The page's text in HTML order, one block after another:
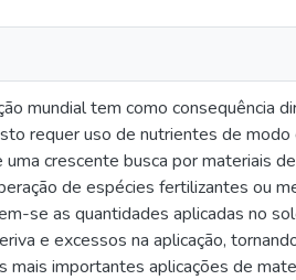
mundial tem como consequência
requer uso de nutrientes de
crescente busca por materiais
de espécies fertilizantes ou
se as quantidades aplicadas no
e excessos na aplicação,
mais importantes aplicações de